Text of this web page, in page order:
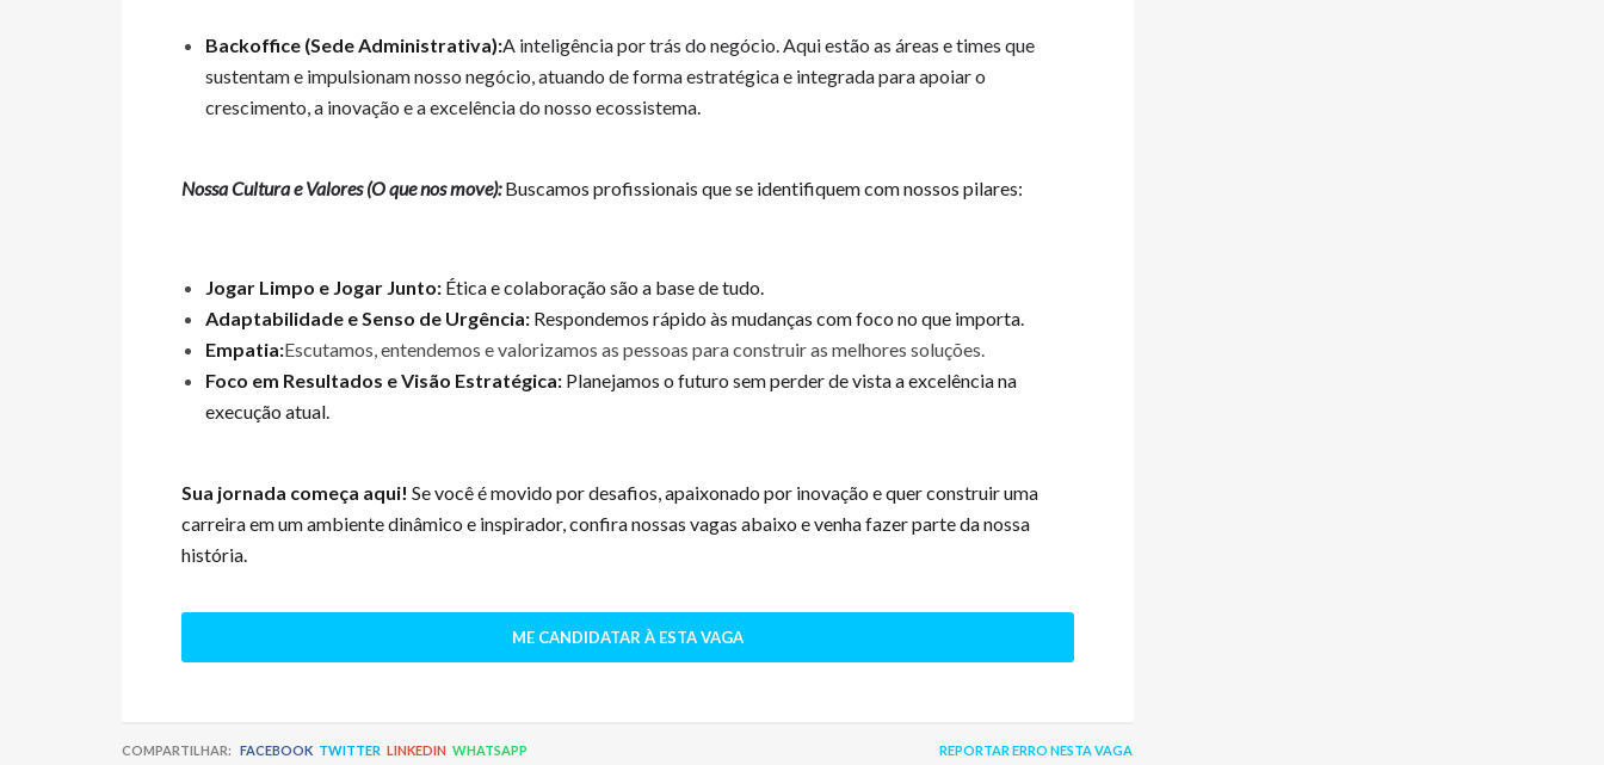
Backoffice (Sede Administrativa):A inteligência por trás do negócio. Aqui estão as áreas e times que
sustentam e impulsionam nosso negócio, atuando de forma estratégica e integrada para apoiar o
crescimento, a inovação e a excelência do nosso ecossistema.
Nossa Cultura e Valores (O que nos move):Buscamos profissionais que se identifiquem com nossos pilares:
Jogar Limpo e Jogar Junto: Ética e colaboração são a base de tudo.
Adaptabilidade e Senso de Urgência: Respondemos rápido às mudanças com foco no que importa.
Empatia:Escutamos, entendemos e valorizamos as pessoas para construir as melhores soluções.
Foco em Resultados e Visão Estratégica: Planejamos o futuro sem perder de vista a excelência na
execução atual.
Sua jornada começa aqui! Se você é movido por desafios, apaixonado por inovação e quer construir uma
carreira em um ambiente dinâmico e inspirador, confira nossas vagas abaixo e venha fazer parte da nossa
história.
ME CANDIDATAR À ESTA VAGA
COMPARTILHAR: FACEBOOK TWITTER LINKEDIN WHATSAPP REPORTAR ERRO NESTA VAGA